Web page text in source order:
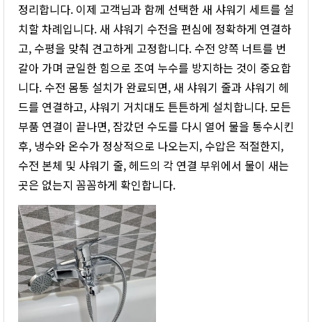
정리합니다. 이제 고객님과 함께 선택한 새 샤워기 세트를 설
치할 차례입니다. 새 샤워기 수전을 편심에 정확하게 연결하
고, 수평을 맞춰 견고하게 고정합니다. 수전 양쪽 너트를 번
갈아 가며 균일한 힘으로 조여 누수를 방지하는 것이 중요합
니다. 수전 몸통 설치가 완료되면, 새 샤워기 줄과 샤워기 헤
드를 연결하고, 샤워기 거치대도 튼튼하게 설치합니다. 모든
부품 연결이 끝나면, 잠갔던 수도를 다시 열어 물을 통수시킨
후, 냉수와 온수가 정상적으로 나오는지, 수압은 적절한지,
수전 본체 및 샤워기 줄, 헤드의 각 연결 부위에서 물이 새는
곳은 없는지 꼼꼼하게 확인합니다.